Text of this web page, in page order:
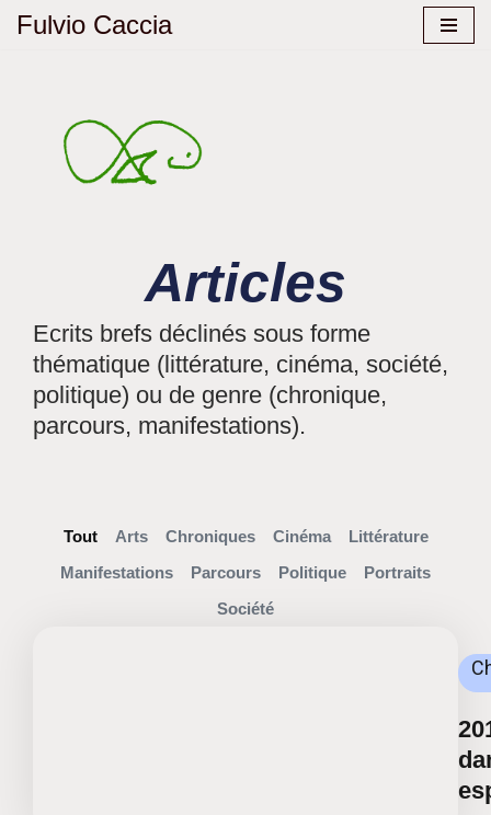
Fulvio Caccia
Articles
Ecrits brefs déclinés sous forme
thématique (littérature, cinéma, société,
politique) ou de genre (chronique,
parcours, manifestations).
Arts Chroniques Cinéma
Littérature
Manifestations
Parcours Politique
Portraits
Société
Tout